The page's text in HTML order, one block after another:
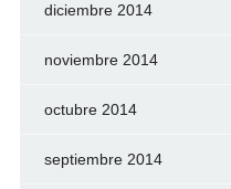
diciembre 2014
noviembre 2014
octubre 2014
septiembre 2014